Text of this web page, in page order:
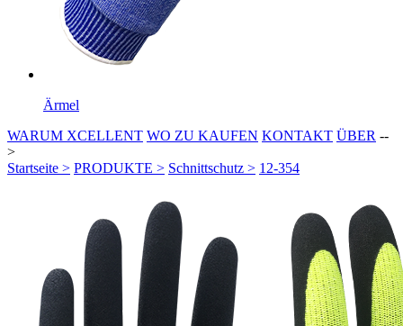
Ärmel
WARUM XCELLENT WO ZU KAUFEN KONTAKT ÜBER --
>
Startseite > PRODUKTE > Schnittschutz > 12-354